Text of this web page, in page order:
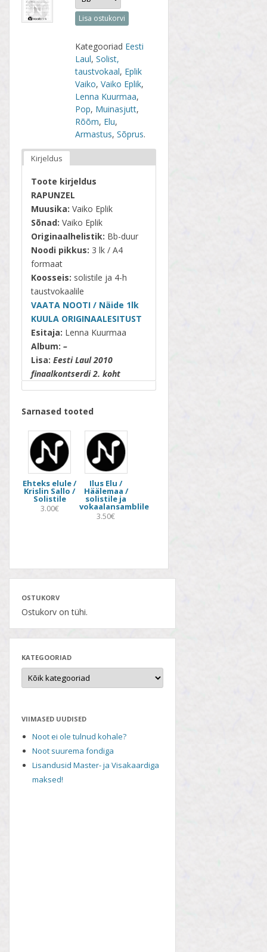
Lisa ostukorvi
Kategooriad Eesti
Laul,Solist,
taustvokaal, Eplik
Vaiko,Vaiko Eplik,
Lenna Kuurmaa,
Pop, Muinasjutt,
Rõõm, Elu,
Armastus,Sõprus.
Kirjeldus
Toote kirjeldus
RAPUNZEL
Muusika: Vaiko Eplik
Sõnad: Vaiko Eplik
Originaalhelistik: Bb-duur
Noodi pikkus: 3 lk / A4
formaat
Koosseis: solistile ja 4-h
taustvokaalile
VAATA NOOTI / Näide 1lk
KUULA ORIGINAALESITUST
Esitaja: Lenna Kuurmaa
Album: –
Lisa: Eesti Laul 2010
finaalkontserdi 2. koht
Sarnased tooted
Ehteks elule /
Krislin Sallo /
Solistile
3.00€
Ilus Elu /
Häälemaa /
solistile ja
vokaalansamblile
3.50€
OSTUKORV
Ostukorv on tühi.
KATEGOORIAD
VIIMASED UUDISED
Noot ei ole tulnud kohale?
Noot suurema fondiga
Lisandusid Master- ja Visakaardiga
maksed!